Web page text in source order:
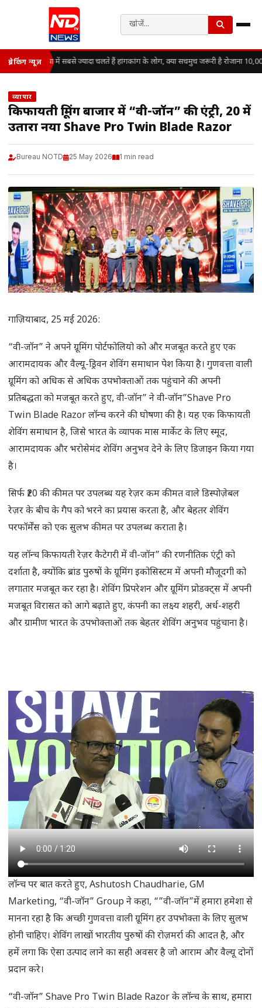
ब्रेकिंग न्यूज़दुनिया में सबसे ज्यादा चलते हैं हांगकांग के लोग, क्या सचमुच जरूरी है रोजाना
व्यापार
किफायती ग्रूमिंग बाजार में “वी-जॉन” की एंट्री, ₹20 में
उतारा नया Shave Pro Twin Blade Razor
Bureau NOTD 25 May 2026 1 min read
गाज़ियाबाद, 25 मई 2026:
“वी-जॉन” ने अपने ग्रूमिंग पोर्टफोलियो को और मजबूत करते हुए एक
आरामदायक और वैल्यू-ड्रिवन शेविंग समाधान पेश किया है। गुणवत्ता वाली
ग्रूमिंग को अधिक से अधिक उपभोक्ताओं तक पहुंचाने की अपनी
प्रतिबद्धता को मजबूत करते हुए, वी-जॉन” ने वी-जॉन”Shave Pro
Twin Blade Razor लॉन्च करने की घोषणा की है। यह एक किफायती
शेविंग समाधान है, जिसे भारत के व्यापक मास मार्केट के लिए स्मूद,
आरामदायक और भरोसेमंद शेविंग अनुभव देने के लिए डिजाइन किया गया
है।
सिर्फ ₹20 की कीमत पर उपलब्ध यह रेज़र कम कीमत वाले डिस्पोज़ेबल
रेज़र के बीच के गैप को भरने का प्रयास करता है, और बेहतर शेविंग
परफॉर्मेंस को एक सुलभ कीमत पर उपलब्ध कराता है।
यह लॉन्च किफायती रेज़र कैटेगरी में वी-जॉन” की रणनीतिक एंट्री को
दर्शाता है, क्योंकि ब्रांड पुरुषों के ग्रूमिंग इकोसिस्टम में अपनी मौजूदगी को
लगातार मजबूत कर रहा है। शेविंग प्रिपरेशन और ग्रूमिंग प्रोडक्ट्स में अपनी
मजबूत विरासत को आगे बढ़ाते हुए, कंपनी का लक्ष्य शहरी, अर्ध-शहरी
और ग्रामीण भारत के उपभोक्ताओं तक बेहतर शेविंग अनुभव पहुंचाना है।
लॉन्च पर बात करते हुए, Ashutosh Chaudharie, GM
Marketing, “वी-जॉन” Group ने कहा, “”वी-जॉन”में हमारा हमेशा से
मानना रहा है कि अच्छी गुणवत्ता वाली ग्रूमिंग हर उपभोक्ता के लिए सुलभ
होनी चाहिए। शेविंग लाखों भारतीय पुरुषों की रोज़मर्रा की आदत है, और
हमें लगा कि ऐसा उत्पाद लाने का सही अवसर है जो आराम और वैल्यू दोनों
प्रदान करे।
“वी-जॉन” Shave Pro Twin Blade Razor के लॉन्च के साथ, हमारा